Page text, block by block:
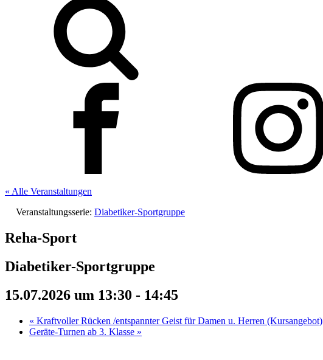
« Alle Veranstaltungen
Veranstaltungsserie: Diabetiker-Sportgruppe
Reha-Sport
Diabetiker-Sportgruppe
15.07.2026 um 13:30 - 14:45
« Kraftvoller Rücken /entspannter Geist für Damen u. Herren (Kursangebot)
Geräte-Turnen ab 3. Klasse »